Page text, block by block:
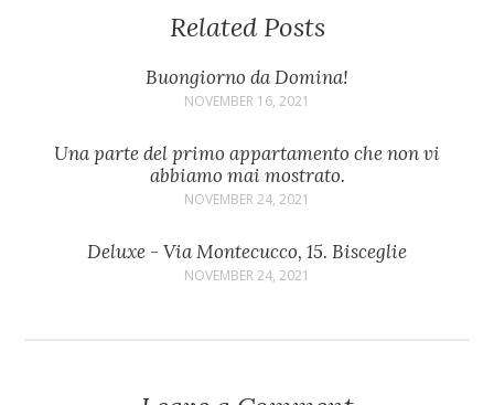
Related Posts
Buongiorno da Domina!
NOVEMBER 16, 2021
Una parte del primo appartamento che non vi
abbiamo mai mostrato.
NOVEMBER 24, 2021
Deluxe - Via Montecucco, 15. Bisceglie
NOVEMBER 24, 2021